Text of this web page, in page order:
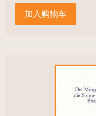
加入购物车